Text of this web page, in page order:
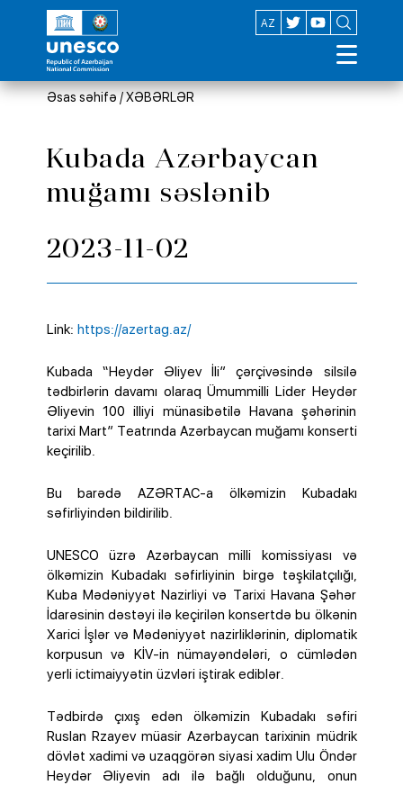
AZ
EN
Əsas səhifə /XƏBƏRLƏR
Kubada Azərbaycan
muğamı səslənib
2023-11-02
Link: https://azertag.az/
Kubada “Heydər Əliyev İli” çərçivəsində silsilə
tədbirlərin davamı olaraq Ümummilli Lider Heydər
Əliyevin 100 illiyi münasibətilə Havana şəhərinin
tarixi Mart” Teatrında Azərbaycan muğamı konserti
keçirilib.
Bu barədə AZƏRTAC-a ölkəmizin Kubadakı
səfirliyindən bildirilib.
UNESCO üzrə Azərbaycan milli komissiyası və
ölkəmizin Kubadakı səfirliyinin birgə təşkilatçılığı,
Kuba Mədəniyyət Nazirliyi və Tarixi Havana Şəhər
İdarəsinin dəstəyi ilə keçirilən konsertdə bu ölkənin
Xarici İşlər və Mədəniyyət nazirliklərinin, diplomatik
korpusun və KİV-in nümayəndələri, o cümlədən
yerli ictimaiyyətin üzvləri iştirak ediblər.
Tədbirdə çıxış edən ölkəmizin Kubadakı səfiri
Ruslan Rzayev müasir Azərbaycan tarixinin müdrik
dövlət xadimi və uzaqgörən siyasi xadim Ulu Öndər
Heydər Əliyevin adı ilə bağlı olduğunu, onun